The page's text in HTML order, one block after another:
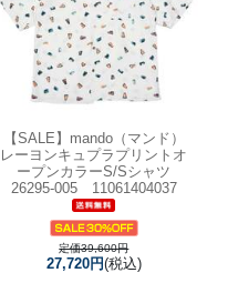
【SALE】 mando（マンド）
レーヨンキュプラプリントオ
ープンカラーS/Sシャツ
26295-005 11061404037
定価39,600円
27,720円(税込)